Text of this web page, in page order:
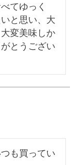
てゆっく
と思い、大
変美味しか
とうござい
も買ってい